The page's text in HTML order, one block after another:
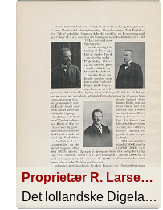
Proprietær R. Larsen, pr. Hoby, Digebestyrelsesmedlem fra 1905
Det lollandske Digelag 1873-1913 - 1913